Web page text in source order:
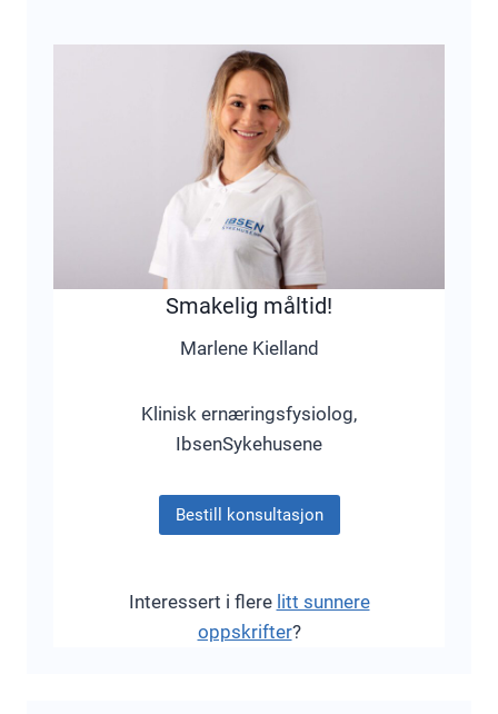
Smakelig måltid!
Marlene Kielland
Klinisk ernæringsfysiolog,
IbsenSykehusene
Bestill konsultasjon
Interessert i flere litt sunnere
oppskrifter?